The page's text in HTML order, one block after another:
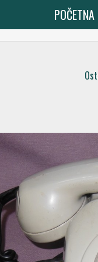
POČETNA